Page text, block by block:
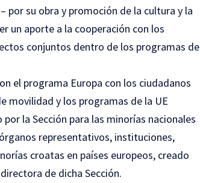
por su obra y promoción de la cultura y la
un aporte a la cooperación con los
conjuntos dentro de los programas de
el programa Europa con los ciudadanos
movilidad y los programas de la UE
la Sección para las minorías nacionales
representativos, instituciones,
croatas en países europeos, creado
de dicha Sección.